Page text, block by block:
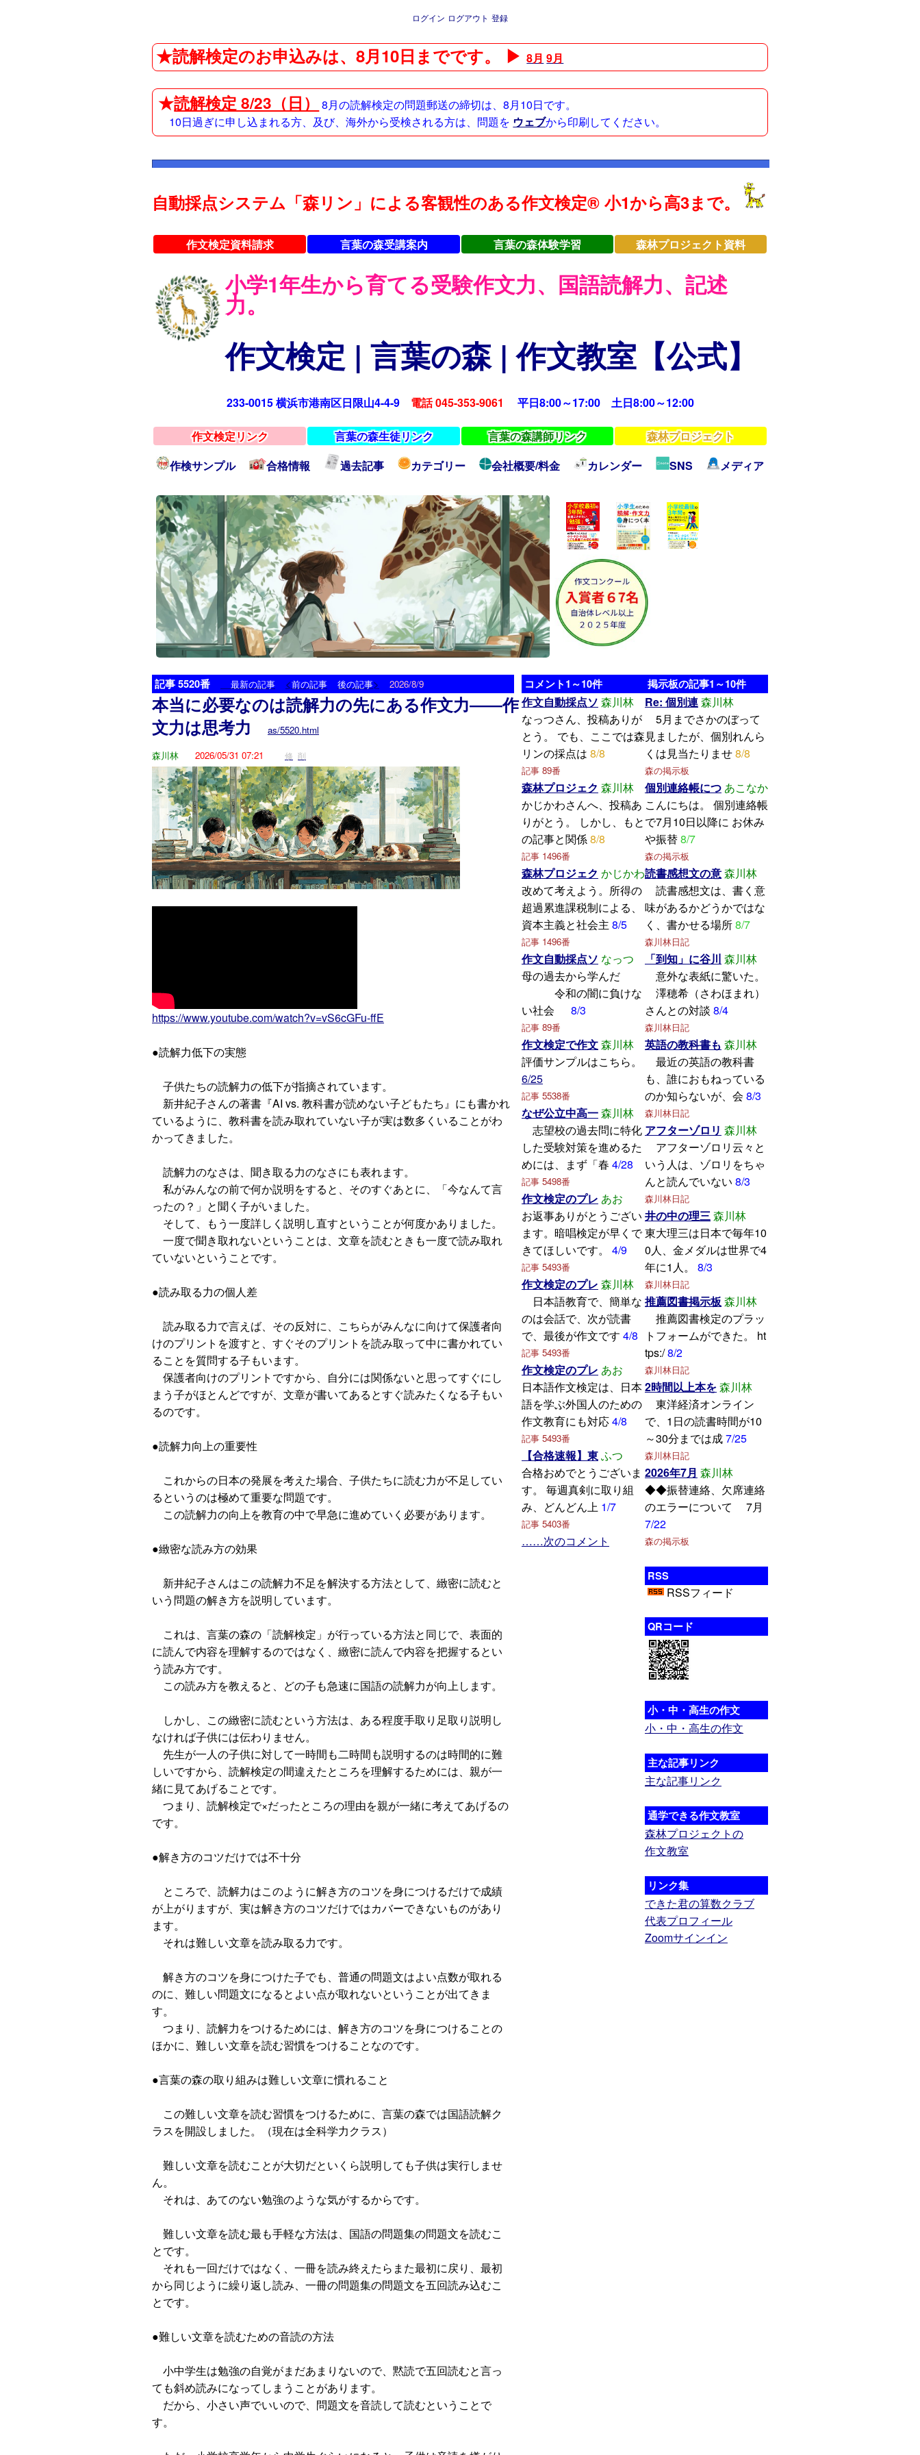
ログイン ログアウト 登録
★読解検定のお申込みは、8月10日までです。 ▶8月 9月
★読解検定 8/23（日）
8月の読解検定の問題郵送の締切は、8月10日です。
10日過ぎに申し込まれる方、及び、海外から受検される方は、問題を ウェブから印刷してください。
自動採点システム「森リン」による客観性のある作文検定® 小1から高3まで。
作文検定資料請求 言葉の森受講案内 言葉の森体験学習 森林プロジェクト資料
小学1年生から育てる受験作文力、国語読解力、記述
力。
作文検定 | 言葉の森 | 作文教室【公式】
233-0015 横浜市港南区日限山4-4-9 電話 045-353-9061 平日8:00～17:00 土日8:00～12:00
作文検定リンク 言葉の森生徒リンク 言葉の森講師リンク
森林プロジェクト
作検サンプル
合格情報 過去記事 カテゴリー 会社概要/料金 カレンダー SNS メディア
記事 5520番 最新の記事 <前の記事 後の記事> 2026/8/9
本当に必要なのは読解力の先にある作文力――作
文力は思考力
as/5520.html
森川林
2026/05/31 07:21 修 削
https://www.youtube.com/watch?v=vS6cGFu-ffE
●読解力低下の実態
子供たちの読解力の低下が指摘されています。
新井紀子さんの著書『AI vs. 教科書が読めない子どもたち』にも書かれ
ているように、教科書を読み取れていない子が実は数多くいることがわ
かってきました。
読解力のなさは、聞き取る力のなさにも表れます。
私がみんなの前で何か説明をすると、そのすぐあとに、「今なんて言
ったの？」と聞く子がいました。
そして、もう一度詳しく説明し直すということが何度かありました。
一度で聞き取れないということは、文章を読むときも一度で読み取れ
ていないということです。
●読み取る力の個人差
読み取る力で言えば、その反対に、こちらがみんなに向けて保護者向
けのプリントを渡すと、すぐそのプリントを読み取って中に書かれてい
ることを質問する子もいます。
保護者向けのプリントですから、自分には関係ないと思ってすぐにし
まう子がほとんどですが、文章が書いてあるとすぐ読みたくなる子もい
るのです。
●読解力向上の重要性
これからの日本の発展を考えた場合、子供たちに読む力が不足してい
るというのは極めて重要な問題です。
この読解力の向上を教育の中で早急に進めていく必要があります。
●緻密な読み方の効果
新井紀子さんはこの読解力不足を解決する方法として、緻密に読むと
いう問題の解き方を説明しています。
これは、言葉の森の「読解検定」が行っている方法と同じで、表面的
に読んで内容を理解するのではなく、緻密に読んで内容を把握するとい
う読み方です。
この読み方を教えると、どの子も急速に国語の読解力が向上します。
しかし、この緻密に読むという方法は、ある程度手取り足取り説明し
なければ子供には伝わりません。
先生が一人の子供に対して一時間も二時間も説明するのは時間的に難
しいですから、読解検定の間違えたところを理解するためには、親が一
緒に見てあげることです。
つまり、読解検定で×だったところの理由を親が一緒に考えてあげるの
です。
●解き方のコツだけでは不十分
ところで、読解力はこのように解き方のコツを身につけるだけで成績
が上がりますが、実は解き方のコツだけではカバーできないものがあり
ます。
それは難しい文章を読み取る力です。
解き方のコツを身につけた子でも、普通の問題文はよい点数が取れる
のに、難しい問題文になるとよい点が取れないということが出てきま
す。
つまり、読解力をつけるためには、解き方のコツを身につけることの
ほかに、難しい文章を読む習慣をつけることなのです。
●言葉の森の取り組みは難しい文章に慣れること
この難しい文章を読む習慣をつけるために、言葉の森では国語読解ク
ラスを開設しました。（現在は全科学力クラス）
難しい文章を読むことが大切だといくら説明しても子供は実行しませ
ん。
それは、あてのない勉強のような気がするからです。
難しい文章を読む最も手軽な方法は、国語の問題集の問題文を読むこ
とです。
それも一回だけではなく、一冊を読み終えたらまた最初に戻り、最初
から同じように繰り返し読み、一冊の問題集の問題文を五回読み込むこ
とです。
●難しい文章を読むための音読の方法
小中学生は勉強の自覚がまだあまりないので、黙読で五回読むと言っ
ても斜め読みになってしまうことがあります。
だから、小さい声でいいので、問題文を音読して読むということで
す。
コメント1～10件
作文自動採点ソ 森川林
なっつさん、投稿ありが
とう。 でも、ここでは森
リンの採点は 8/8
記事 89番
森林プロジェク 森川林
かじかわさんへ、投稿あ
りがとう。 しかし、もと
の記事と関係8/8
記事 1496番
森林プロジェク かじかわ
改めて考えよう。所得の
超過累進課税制による、
資本主義と社会主 8/5
記事 1496番
作文自動採点ソ なっつ
母の過去から学んだ
令和の闇に負けな
い社会
8/3
記事 89番
作文検定で作文森川林
評価サンプルはこちら。
6/25
記事 5538番
なぜ公立中高一森川林
志望校の過去問に特化
した受験対策を進めるた
めには、まず「春 4/28
記事 5498番
作文検定のプレ あお
お返事ありがとうござい
ます。暗唱検定が早くで
きてほしいです。
4/9
記事 5493番
作文検定のプレ 森川林
日本語教育で、簡単な
のは会話で、次が読書
で、最後が作文です 4/8
記事 5493番
作文検定のプレ あお
日本語作文検定は、日本
語を学ぶ外国人のための
作文教育にも対応4/8
記事 5493番
【合格速報】東ふつ
合格おめでとうございま
す。 毎週真剣に取り組
み、どんどん上 1/7
記事 5403番
……次のコメント
掲示板の記事1～10件
Re: 個別連森川林
5月までさかのぼって
見ましたが、個別れんら
くは見当たりませ8/8
森の掲示板
個別連絡帳につ あこなか
こんにちは。 個別連絡帳
で7月10日以降に お休み
や振替8/7
森の掲示板
読書感想文の意森川林
読書感想文は、書く意
味があるかどうかではな
く、書かせる場所8/7
森川林日記
「到知」に谷川 森川林
意外な表紙に驚いた。
澤穂希（さわほまれ）
さんとの対談 8/4
森川林日記
英語の教科書も 森川林
最近の英語の教科書
も、誰におもねっている
のか知らないが、会 8/3
森川林日記
アフターゾロリ 森川林
アフターゾロリ云々と
いう人は、ゾロリをちゃ
んと読んでいない 8/3
森川林日記
井の中の理三森川林
東大理三は日本で毎年10
0人、金メダルは世界で4
年に1人。 8/3
森川林日記
推薦図書掲示板森川林
推薦図書検定のプラッ
トフォームができた。 ht
tps:/8/2
森川林日記
2時間以上本を森川林
東洋経済オンライン
で、1日の読書時間が10
～30分までは成7/25
森川林日記
2026年7月 森川林
◆◆振替連絡、欠席連絡
のエラーについて 7月
7/22
森の掲示板
RSS
RSSフィード
QRコード
小・中・高生の作文
小・中・高生の作文
主な記事リンク
主な記事リンク
通学できる作文教室
森林プロジェクトの
作文教室
リンク集
できた君の算数クラブ
代表プロフィール
Zoomサインイン